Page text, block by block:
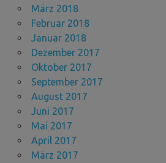
März 2018
Februar 2018
Januar 2018
Dezember 2017
Oktober 2017
September 2017
August 2017
Juni 2017
Mai 2017
April 2017
März 2017